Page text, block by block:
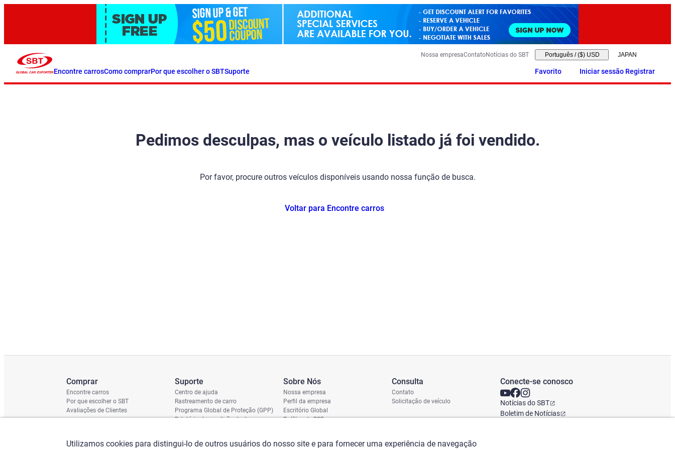
Encontre carrosComo comprarPor que escolher o SBTSuporte
Nossa empresaContatoNotícias do SBT Português / ($) USD
Favorito Iniciar sessão Registrar
Pedimos desculpas, mas o veículo listado já foi vendido.
Por favor, procure outros veículos disponíveis usando nossa função de busca.
Voltar para Encontre carros
Comprar
Encontre carros
Por que escolher o SBT
Avaliações de Clientes
Suporte
Centro de ajuda
Rastreamento de carro
Programa Global de Proteção (GPP)
Relatório de condição de dano
Sobre Nós
Nossa empresa
Perfil da empresa
Escritório Global
Política de RSE
Consulta
Contato
Solicitação de veículo
Conecte-se conosco
Notícias do SBT
Boletim de Notícias
Utilizamos cookies para distingui-lo de outros usuários do nosso site e para fornecer uma experiência de navegação